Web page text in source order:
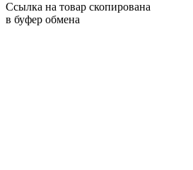
Ссылка на товар скопирована
в буфер обмена